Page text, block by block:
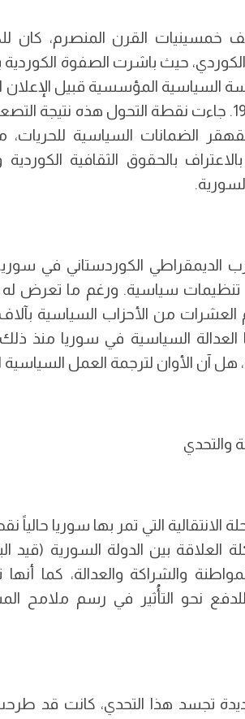
خمسينيات القرن المنصرم، كان
حيث باشرت الصفوة الكوردية
حزيران 1957. جاءت نقطة التحول هذه
الضمانات السياسية
بالحقوق الثقافية
الديمقراطي الكوردستاني في سوريا
تنظيمات سياسية. ورغم ما تعرض له
العشرات من الأحزاب السياسية بآلاف
السياسية في سوريا منذ
هل آن الأوان لترجمة العمل
والتحدي
الانتقالية التي تمر بها سوريا
العلاقة بين الدولة السورية
والشراكة والعدالة، كما أنها
للدفع نحو التأُثير في رسم ملامح
تجسد هذا التحدي، كانت قد طرحت